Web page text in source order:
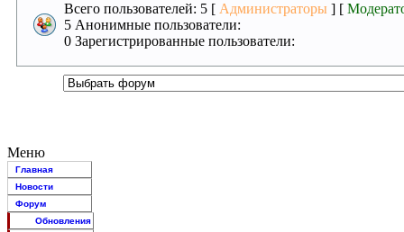
Всего пользователей: 5 [ Администраторы ] [
5 Анонимные пользователи:
0 Зарегистрированные пользователи:
Меню
Главная
Новости
Форум
Обновления